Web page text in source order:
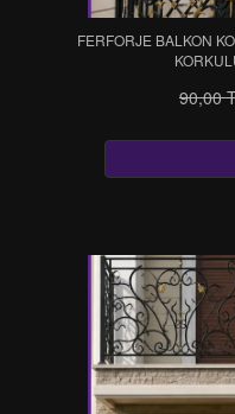
FERFORJE BALKON
90,00